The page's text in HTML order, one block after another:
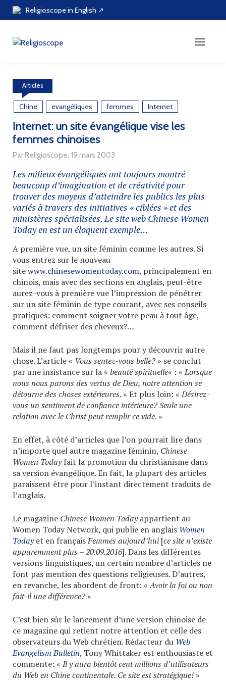
Skip
Religioscope in English ↗
Articles
Chine evangéliques femmes Internet
Internet: un site évangélique vise les
femmes chinoises
Par Religioscope, 19 mars 2003
Les milieux évangéliques ont toujours montré
beaucoup d’imagination et de créativité pour
trouver des moyens d’atteindre les publics les plus
variés à travers des initiatives « ciblées » et des
ministères spécialisées. Le site web Chinese Women
Todayen est un éloquent exemple…
A première vue, un site féminin comme les autres. Si
vous entrez sur le nouveau
sitewww.chinesewomentoday.com, principalement en
chinois, mais avec des sections en anglais, peut-être
aurez-vous à première vue l’impression de pénétrer
sur un site féminin de type courant, avec ses conseils
pratiques: comment soigner votre peau à tout âge,
comment défriser des cheveux?…
Mais il ne faut pas longtemps pour y découvrir autre
chose. L’article « Vous sentez-vous belle? » se conclut
par une insistance sur la « beauté spirituelle« : «Lorsque
nous nous parons des vertus de Dieu, notre attention se
détourne des choses extérieures. » Et plus loin: «Désirez-
vous un sentiment de confiance intérieure? Seule une
relation avec le Christ peut remplir ce vide. »
En effet, à côté d’articles que l’on pourrait lire dans
n’importe quel autre magazine féminin, Chinese
Women Todayfait la promotion du christianisme dans
sa version évangélique. En fait, la plupart des articles
paraissent être pour l’instant directement traduits de
l’anglais.
Le magazine Chinese Women Todayappartient au
Women Today Network, qui publie en anglais Women
Todayet en françaisFemmes aujourd’hui[ce site n’existe
apparemment plus – 20.09.2016]. Dans les différentes
versions linguistiques, un certain nombre d’articles ne
font pas mention des questions religieuses. D’autres,
en revanche, les abordent de front: «Avoir la foi ou non
fait-il une différence? »
C’est bien sûr le lancement d’une version chinoise de
ce magazine qui retient notre attention et celle des
observateurs du Web chrétien. Rédacteur du Web
Evangelism Bulletin, Tony Whittaker est enthousiaste et
commente: « Il y aura bientôt cent millions d’utilisateurs
du Web en Chine continentale. Ce site est stratégique! »